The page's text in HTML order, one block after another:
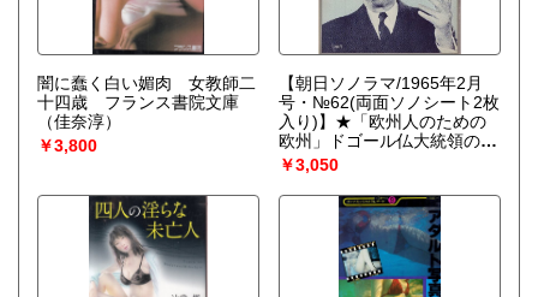
闇に蠢く白い媚肉 女教師二
十四歳 フランス書院文庫
（佳奈淳）
￥3,800
【朝日ソノラマ/1965年2月
号・№62(両面ソノシート2枚
入り)】★「欧州人のための
欧州」ドゴール仏大統領の演
説/国連初の黒人議長 ケソン
サッキー/公明党発足/アフリ
カの黎明 （藤原弘達/羽仁進/
￥3,050